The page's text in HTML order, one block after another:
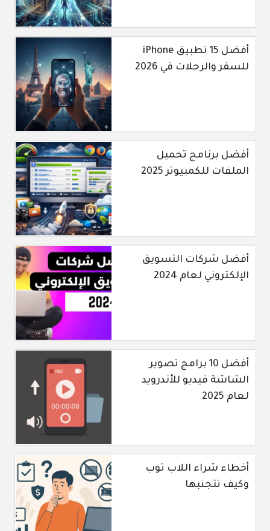
أفضل 15 تطبيق iPhone
للسفر والرحلات في 2026
أفضل برنامج تحميل
الملفات للكمبيوتر 2025
أفضل شركات التسويق
الإلكتروني لعام 2024
أفضل 10 برامج تصوير
الشاشة فيديو للأندرويد
لعام 2025
أخطاء شراء اللاب توب
وكيف تتجنبها